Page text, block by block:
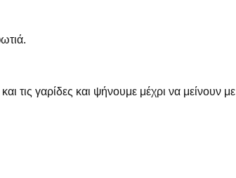
τις γαρίδες και ψήνουμε μέχρι να μείνουν με